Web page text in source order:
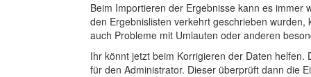
Beim Importieren der Ergebnisse kann es
den Ergebnislisten verkehrt geschrieben
auch Probleme mit Umlauten oder anderen
Ihr könnt jetzt beim Korrigieren der Daten
für den Administrator. Dieser überprüft dann die